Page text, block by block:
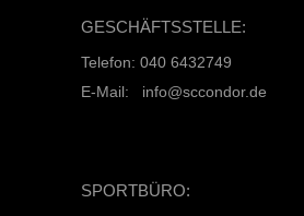
GESCHÄFTSSTELLE:
Telefon: 040 6432749
E-Mail: info@sccondor.de
SPORTBÜRO: